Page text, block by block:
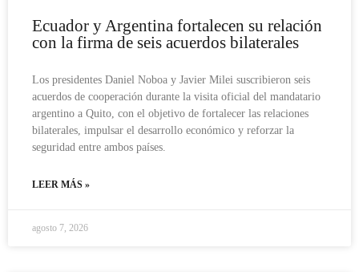
Ecuador y Argentina fortalecen su relación
con la firma de seis acuerdos bilaterales
Los presidentes Daniel Noboa y Javier Milei suscribieron seis
acuerdos de cooperación durante la visita oficial del mandatario
argentino a Quito, con el objetivo de fortalecer las relaciones
bilaterales, impulsar el desarrollo económico y reforzar la
seguridad entre ambos países.
LEER MÁS »
agosto 7, 2026